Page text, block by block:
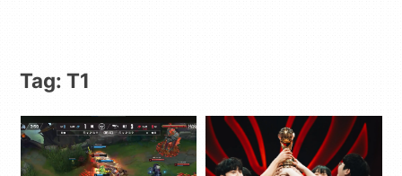
漫
二
Tag: T1